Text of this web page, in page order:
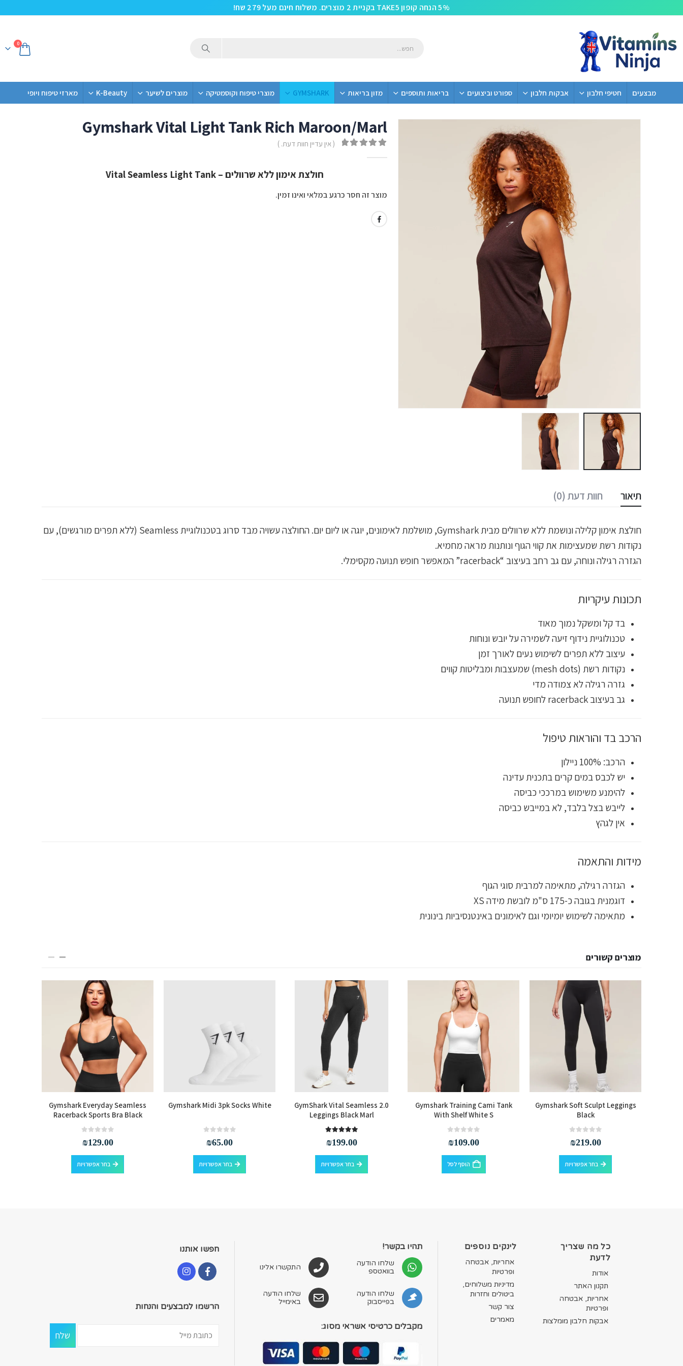
5% הנחה קופון TAKE5 בקניית 2 מוצרים. משלוח חינם מעל 279 שח!
0
מבצעים חטיפי חלבון אבקות חלבון ספורט וביצועים בריאות ותוספים מזון בריאות GYMSHARK מוצרי טיפוח וקוסמטיקה מוצרים לשיער K-Beauty מארזי טיפוח ויופי
Gymshark Vital Light Tank Rich Maroon/Marl
( אין עדיין חוות דעת. )
חולצת אימון ללא שרוולים – Vital Seamless Light Tank
מוצר זה חסר כרגע במלאי ואינו זמין.
תיאור חוות דעת (0)
חולצת אימון קלילה ונושמת ללא שרוולים מבית Gymshark, מושלמת לאימונים, יוגה או ליום יום. החולצה עשויה מבד סרוג בטכנולוגיית Seamless (ללא תפרים מורגשים), עם
נקודות רשת שמעצימות את קווי הגוף ונותנות מראה מחמיא.
הגזרה רגילה ונוחה, עם גב רחב בעיצוב “racerback” המאפשר חופש תנועה מקסימלי.
תכונות עיקריות
בד קל ומשקל נמוך מאוד
טכנולוגיית נידוף זיעה לשמירה על יובש ונוחות
עיצוב ללא תפרים לשימוש נעים לאורך זמן
נקודות רשת (mesh dots) שמעצבות ומבליטות קווים
גזרה רגילה לא צמודה מדי
גב בעיצוב racerback לחופש תנועה
הרכב בד והוראות טיפול
הרכב: 100% ניילון
יש לכבס במים קרים בתכנית עדינה
להימנע משימוש במרככי כביסה
לייבש בצל בלבד, לא במייבש כביסה
אין לגהץ
מידות והתאמה
הגזרה רגילה, מתאימה למרבית סוגי הגוף
דוגמנית בגובה כ-175 ס"מ לובשת מידה XS
מתאימה לשימוש יומיומי וגם לאימונים באינטנסיביות בינונית
מוצרים קשורים
Gymshark Soft Sculpt Leggings
Black
₪219.00
בחר אפשרויות
למוצר זה יש מספר סוגים. ניתן לבחור את האפשרויות בעמוד המוצר
Gymshark Training Cami Tank
With Shelf White S
₪109.00
הוסף לסל
GymShark Vital Seamless 2.0
Leggings Black Marl
₪199.00
בחר אפשרויות
למוצר זה יש מספר סוגים. ניתן לבחור את האפשרויות בעמוד המוצר
Gymshark Midi 3pk Socks White
₪65.00
בחר אפשרויות
למוצר זה יש מספר סוגים. ניתן לבחור את האפשרויות בעמוד המוצר
Gymshark Everyday Seamless
Racerback Sports Bra Black
₪129.00
בחר אפשרויות
למוצר זה יש מספר סוגים. ניתן לבחור את האפשרויות בעמוד המוצר
כל מה שצריך
לדעת
אודות
תקנון האתר
אחריות, אבטחה
ופרטיות
אבקות חלבון מומלצות
לינקים נוספים
אחריות, אבטחה
ופרטיות
מדיניות משלוחים,
ביטולים וחזרות
צור קשר
מאמרים
תהיו בקשר!
שלחו הודעה
בוואטספ
שלחו הודעה
בפייסבוק
התקשרו אלינו
שלחו הודעה
באימייל
מקבלים כרטיסי אשראי מסוג:
חפשו אותנו
הרשמו למבצעים והנחות